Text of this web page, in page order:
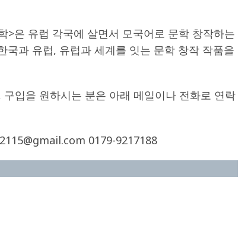
>은 유럽 각국에 살면서 모국어로 문학 창작하는
국과 유럽, 유럽과 세계를 잇는 문학 창작 작품을
입을 원하시는 분은 아래 메일이나 전화로 연락
0179-9217188